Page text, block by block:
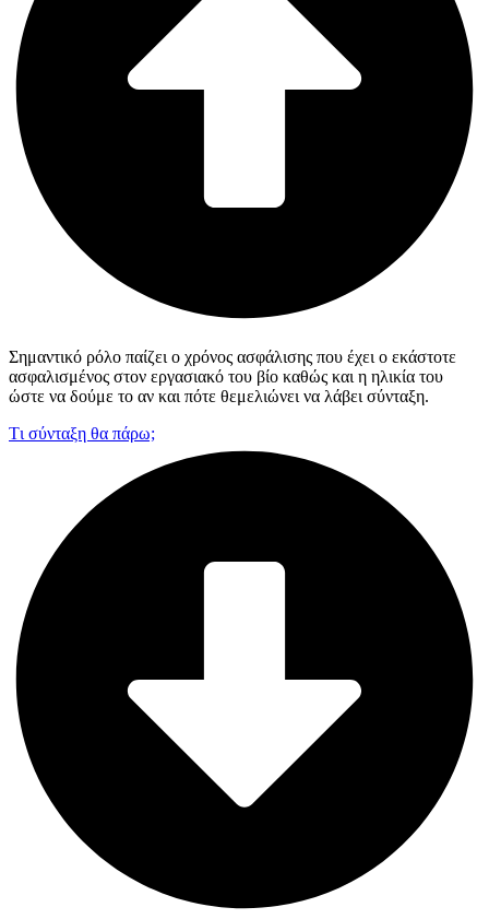
Σημαντικό ρόλο παίζει ο χρόνος ασφάλισης που έχει ο εκάστοτε
ασφαλισμένος στον εργασιακό του βίο καθώς και η ηλικία του
ώστε να δούμε το αν και πότε θεμελιώνει να λάβει σύνταξη.
Tι σύνταξη θα πάρω;